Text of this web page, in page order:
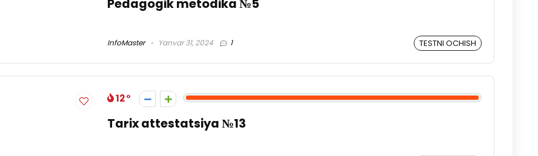
Pedagogik metodika №5
InfoMaster Yanvar 31, 2024 1 TESTNI OCHISH
12
Tarix attestatsiya №13